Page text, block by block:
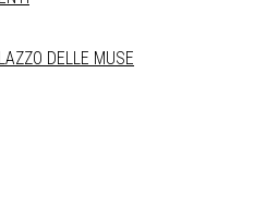
DELLE MUSE